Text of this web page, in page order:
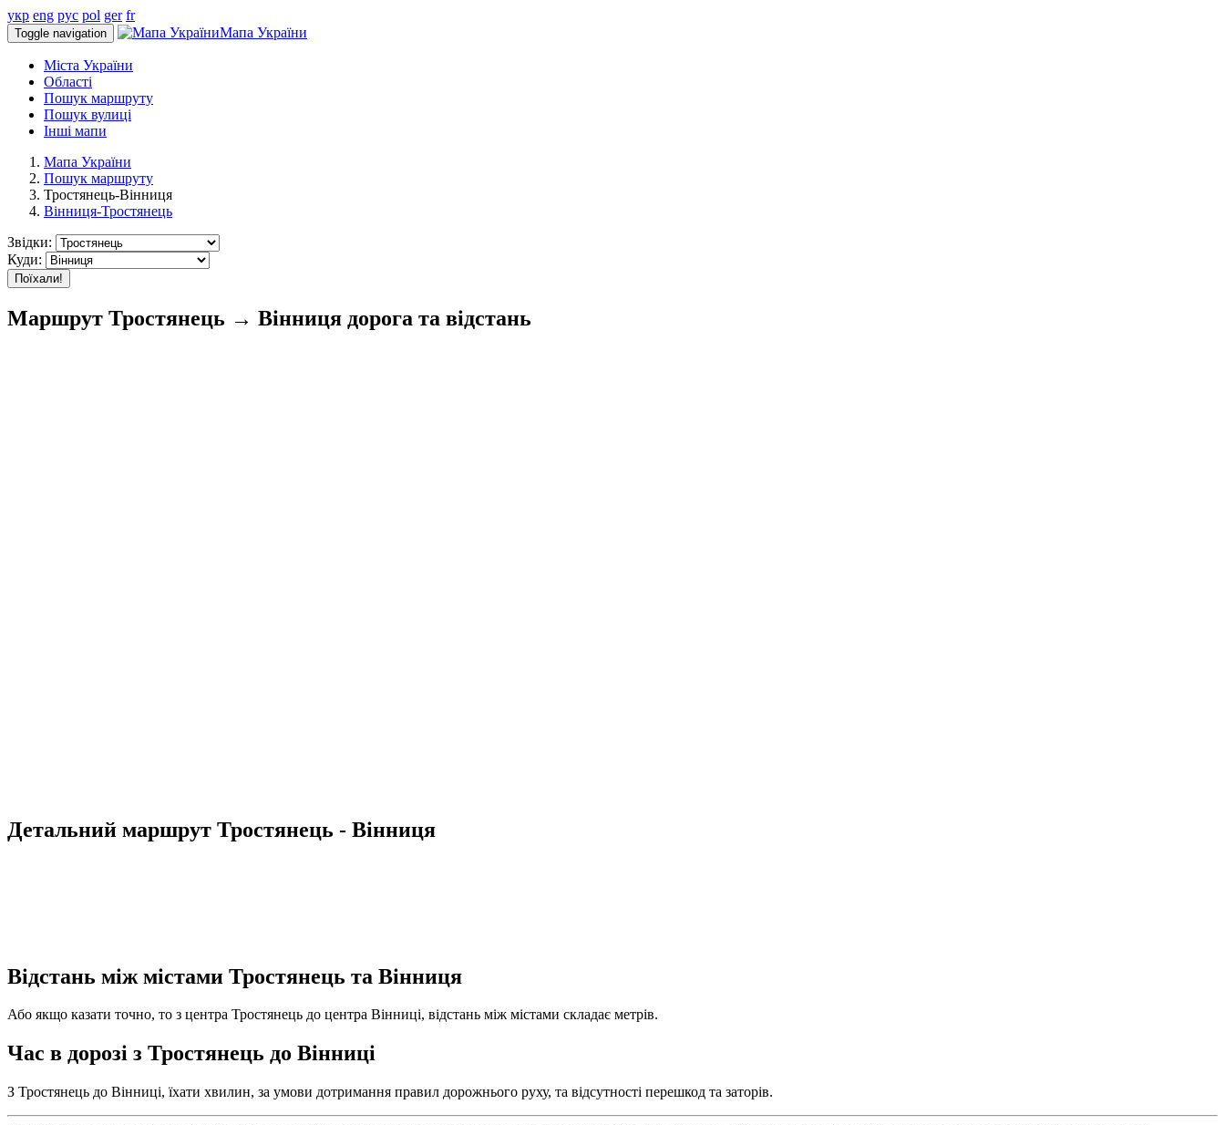
укр eng рус pol ger fr
Toggle navigation Мапа України
Міста України
Області
Пошук маршруту
Пошук вулиці
Інші мапи
Мапа України
Пошук маршруту
Тростянець-Вінниця
Вінниця-Тростянець
Звідки:
Куди:
Поїхали!
Маршрут Тростянець → Вінниця дорога та відстань
Детальний маршрут Тростянець - Вінниця
Відстань між містами Тростянець та Вінниця
Або якщо казати точно, то з центра Тростянець до центра Вінниці, відстань між містами складає метрів.
Час в дорозі з Тростянець до Вінниці
З Тростянець до Вінниці, їхати хвилин, за умови дотримання правил дорожнього руху, та відсутності перешкод та заторів.